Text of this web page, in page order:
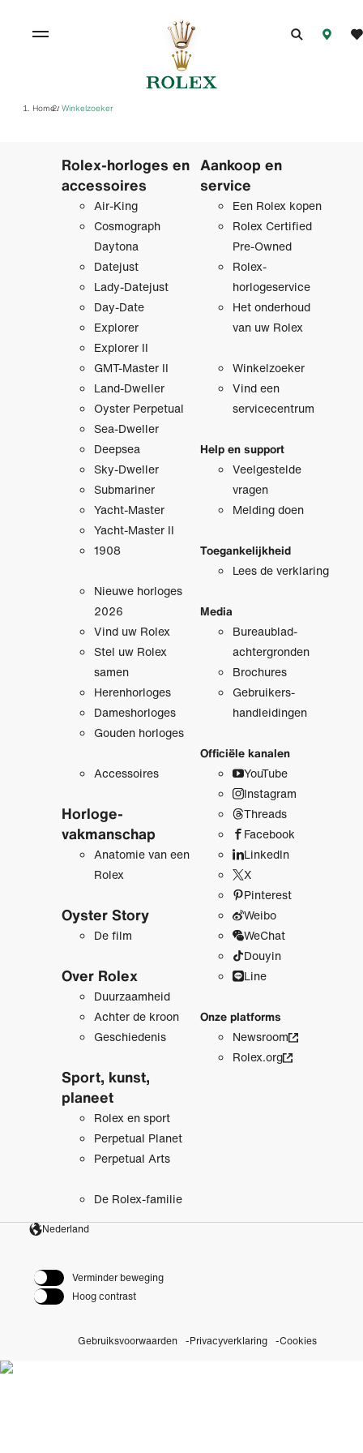
Home/ Winkelzoeker
Rolex-horloges en
accessoires
Air-King
Cosmograph
Daytona
Datejust
Lady-Datejust
Day-Date
Explorer
Explorer II
GMT-Master II
Land-Dweller
Oyster Perpetual
Sea-Dweller
Deepsea
Sky-Dweller
Submariner
Yacht-Master
Yacht-Master II
1908
Nieuwe horloges
2026
Vind uw Rolex
Stel uw Rolex
samen
Herenhorloges
Dameshorloges
Gouden horloges
Accessoires
Horloge­
vakmanschap
Anatomie van een
Rolex
Oyster Story
De film
Over Rolex
Duurzaamheid
Achter de kroon
Geschiedenis
Sport, kunst,
planeet
Rolex en sport
Perpetual Planet
Perpetual Arts
De Rolex-familie
Aankoop en
service
Een Rolex kopen
Rolex Certified
Pre‑Owned
Rolex-
horlogeservice
Het onderhoud
van uw Rolex
Winkelzoeker
Vind een
servicecentrum
Help en support
Veelgestelde
vragen
Melding doen
Toegankelijkheid
Lees de verklaring
Media
Bureaublad­
achtergronden
Brochures
Gebruikers­
handleidingen
Officiële kanalen
YouTube
Instagram
Threads
Facebook
LinkedIn
X
Pinterest
Weibo
WeChat
Douyin
Line
Onze platforms
Newsroom
Rolex.org
Nederland
Verminder beweging
Hoog contrast
Gebruiksvoorwaarden Privacyverklaring Cookies